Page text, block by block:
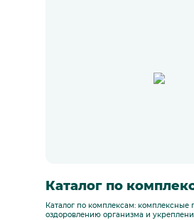
Каталог по
Каталог по комплексам: комплексные
оздоровлению организма и